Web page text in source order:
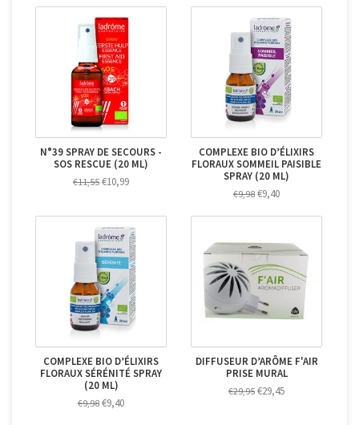
N°39 SPRAY DE SECOURS -
SOS RESCUE (20 ML)
€11,55 €10,99
COMPLEXE BIO D’ÉLIXIRS
FLORAUX SOMMEIL PAISIBLE
SPRAY (20 ML)
€9,98 €9,40
COMPLEXE BIO D’ÉLIXIRS
FLORAUX SÉRÉNITÉ SPRAY
(20 ML)
€9,98 €9,40
DIFFUSEUR D’ARÔME F'AIR
PRISE MURAL
€29,95 €29,45